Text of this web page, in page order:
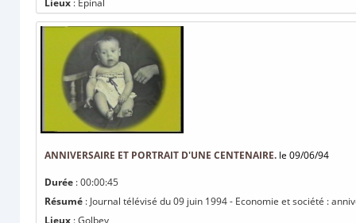
Lieux : Epinal
ANNIVERSAIRE ET PORTRAIT D'UNE CENTENAIRE. le 09/06/94
Durée : 00:00:45
Résumé : Journal télévisé du 09 juin 1994 - Economie et société :
Lieux : Golbey